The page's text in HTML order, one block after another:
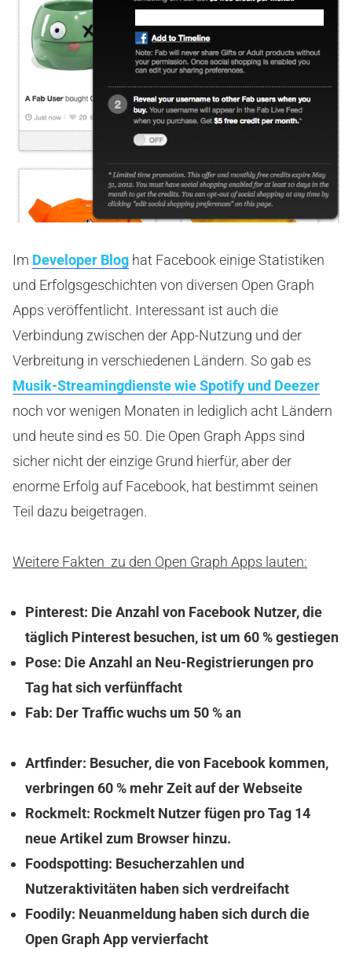
Im Developer Blog hat Facebook einige Statistiken
und Erfolgsgeschichten von diversen Open Graph
Apps veröffentlicht. Interessant ist auch die
Verbindung zwischen der App-Nutzung und der
Verbreitung in verschiedenen Ländern. So gab es
Musik-Streamingdienste wie Spotify und Deezer
noch vor wenigen Monaten in lediglich acht Ländern
und heute sind es 50. Die Open Graph Apps sind
sicher nicht der einzige Grund hierfür, aber der
enorme Erfolg auf Facebook, hat bestimmt seinen
Teil dazu beigetragen.
Weitere Fakten zu den Open Graph Apps lauten:
Pinterest: Die Anzahl von Facebook Nutzer, die
täglich Pinterest besuchen, ist um 60 % gestiegen
Pose: Die Anzahl an Neu-Registrierungen pro
Tag hat sich verfünffacht
Fab: Der Traffic wuchs um 50 % an
Artfinder: Besucher, die von Facebook kommen,
verbringen 60 % mehr Zeit auf der Webseite
Rockmelt: Rockmelt Nutzer fügen pro Tag 14
neue Artikel zum Browser hinzu.
Foodspotting: Besucherzahlen und
Nutzeraktivitäten haben sich verdreifacht
Foodily: Neuanmeldung haben sich durch die
Open Graph App vervierfacht